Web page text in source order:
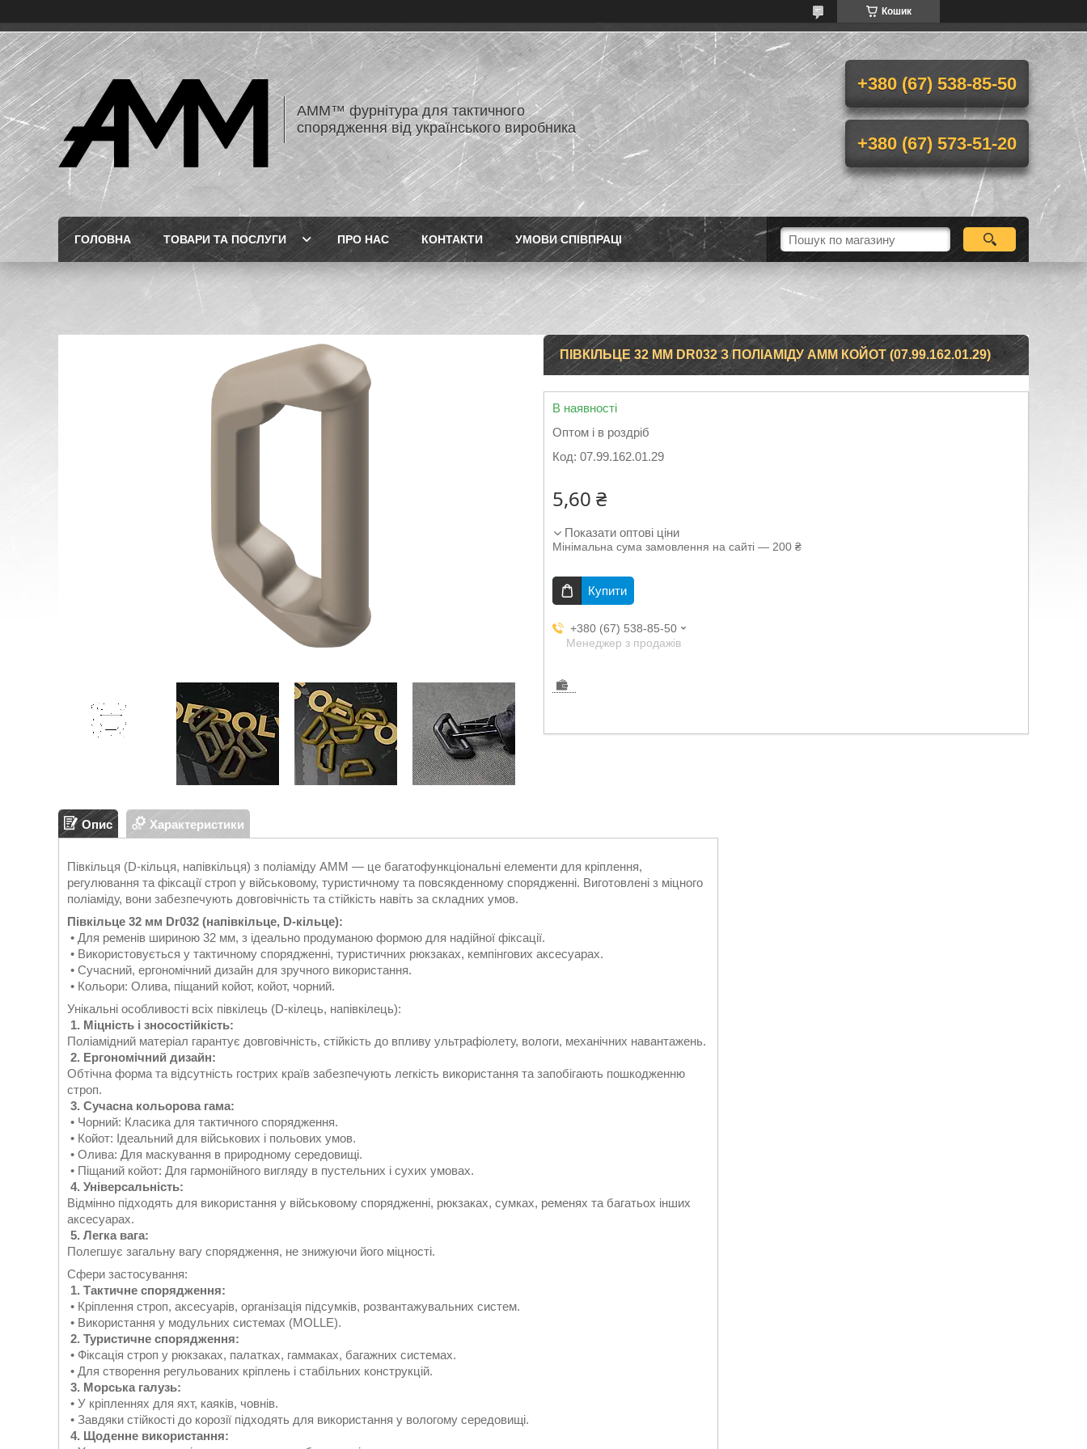
Кошик
AMM™ фурнітура для тактичного
спорядження від українського виробника
+380 (67) 538-85-50
+380 (67) 573-51-20
ГОЛОВНА ТОВАРИ ТА ПОСЛУГИ ПРО НАС КОНТАКТИ УМОВИ СПІВПРАЦІ
ПІВКІЛЬЦЕ 32 ММ DR032 З ПОЛІАМІДУ AMM КОЙОТ (07.99.162.01.29)
В наявності
Оптом і в роздріб
Код: 07.99.162.01.29
5,60 ₴
Показати оптові ціни
Мінімальна сума замовлення на сайті — 200 ₴
Купити
+380 (67) 538-85-50
Менеджер з продажів
Опис Характеристики
Півкільця (D-кільця, напівкільця) з поліаміду AMM — це багатофункціональні елементи для кріплення,
регулювання та фіксації строп у військовому, туристичному та повсякденному спорядженні. Виготовлені з міцного
поліаміду, вони забезпечують довговічність та стійкість навіть за складних умов.
Півкільце 32 мм Dr032 (напівкільце, D-кільце):
• Для ременів шириною 32 мм, з ідеально продуманою формою для надійної фіксації.
• Використовується у тактичному спорядженні, туристичних рюкзаках, кемпінгових аксесуарах.
• Сучасний, ергономічний дизайн для зручного використання.
• Кольори: Олива, піщаний койот, койот, чорний.
Унікальні особливості всіх півкілець (D-кілець, напівкілець):
1. Міцність і зносостійкість:
Поліамідний матеріал гарантує довговічність, стійкість до впливу ультрафіолету, вологи, механічних навантажень.
2. Ергономічний дизайн:
Обтічна форма та відсутність гострих країв забезпечують легкість використання та запобігають пошкодженню
строп.
3. Сучасна кольорова гама:
• Чорний: Класика для тактичного спорядження.
• Койот: Ідеальний для військових і польових умов.
• Олива: Для маскування в природному середовищі.
• Піщаний койот: Для гармонійного вигляду в пустельних і сухих умовах.
4. Універсальність:
Відмінно підходять для використання у військовому спорядженні, рюкзаках, сумках, ременях та багатьох інших
аксесуарах.
5. Легка вага:
Полегшує загальну вагу спорядження, не знижуючи його міцності.
Сфери застосування:
1. Тактичне спорядження:
• Кріплення строп, аксесуарів, організація підсумків, розвантажувальних систем.
• Використання у модульних системах (MOLLE).
2. Туристичне спорядження:
• Фіксація строп у рюкзаках, палатках, гаммаках, багажних системах.
• Для створення регульованих кріплень і стабільних конструкцій.
3. Морська галузь:
• У кріпленнях для яхт, каяків, човнів.
• Завдяки стійкості до корозії підходять для використання у вологому середовищі.
4. Щоденне використання: